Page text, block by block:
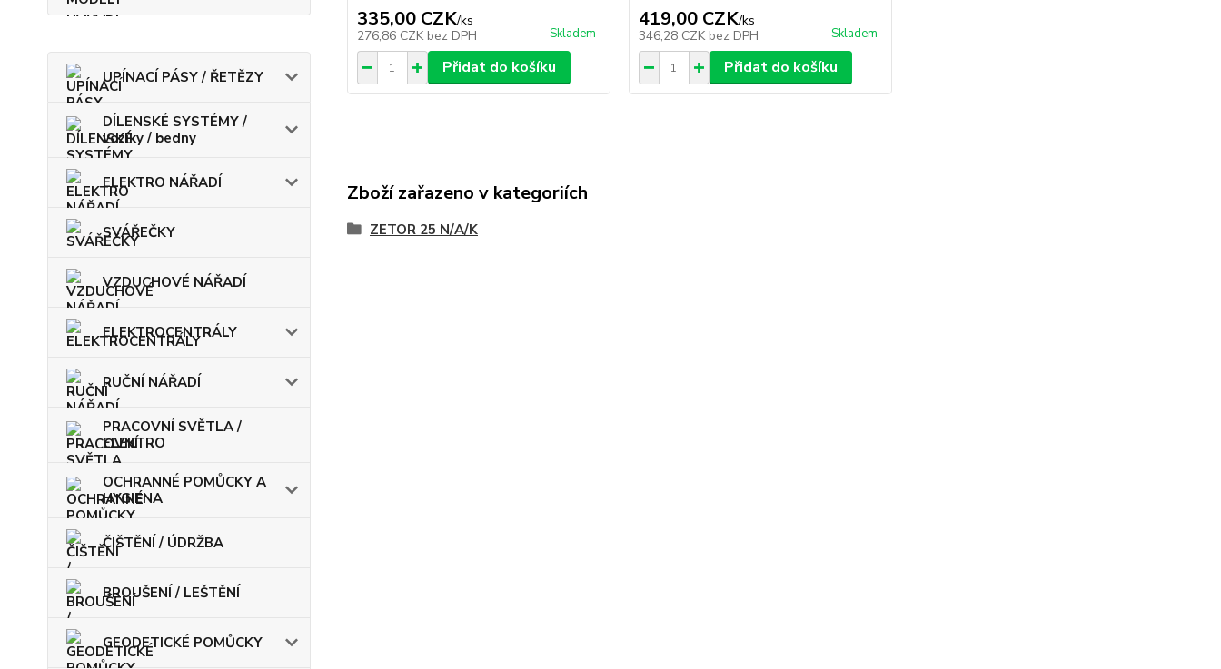
UPÍNACÍ PÁSY / ŘETĚZY
DÍLENSKÉ SYSTÉMY /
vozíky / bedny
ELEKTRO NÁŘADÍ
SVÁŘEČKY
VZDUCHOVÉ NÁŘADÍ
ELEKTROCENTRÁLY
RUČNÍ NÁŘADÍ
PRACOVNÍ SVĚTLA /
ELEKTRO
OCHRANNÉ POMŮCKY A
HYGIENA
ČIŠTĚNÍ / ÚDRŽBA
BROUŠENÍ / LEŠTĚNÍ
GEODETICKÉ POMŮCKY
335,00 CZK/ks
276,86 CZK bez DPH Skladem
Přidat do košíku
419,00 CZK/ks
346,28 CZK bez DPH Skladem
Přidat do košíku
Zboží zařazeno v kategoriích
ZETOR 25 N/A/K